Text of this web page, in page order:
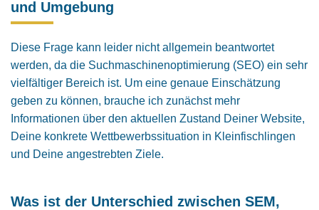
und Umgebung
Diese Frage kann leider nicht allgemein beantwortet
werden, da die Suchmaschinenoptimierung (SEO) ein sehr
vielfältiger Bereich ist. Um eine genaue Einschätzung
geben zu können, brauche ich zunächst mehr
Informationen über den aktuellen Zustand Deiner Website,
Deine konkrete Wettbewerbssituation in Kleinfischlingen
und Deine angestrebten Ziele.
Was ist der Unterschied zwischen SEM,